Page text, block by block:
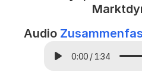
Audio
0:00 / 1:34